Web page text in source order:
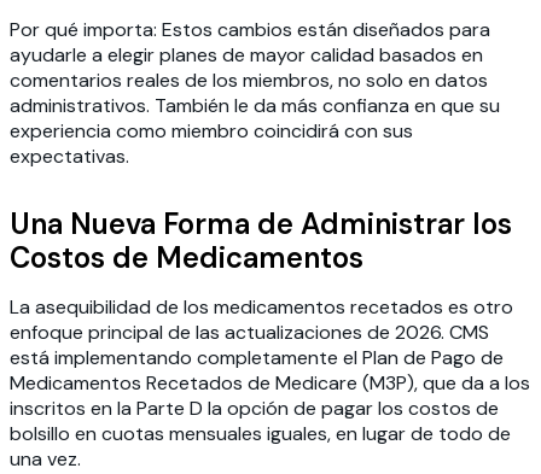
Por qué importa: Estos cambios están diseñados para
ayudarle a elegir planes de mayor calidad basados en
comentarios reales de los miembros, no solo en datos
administrativos. También le da más confianza en que su
experiencia como miembro coincidirá con sus
expectativas.
Una Nueva Forma de Administrar los
Costos de Medicamentos
La asequibilidad de los medicamentos recetados es otro
enfoque principal de las actualizaciones de 2026. CMS
está implementando completamente el Plan de Pago de
Medicamentos Recetados de Medicare (M3P), que da a los
inscritos en la Parte D la opción de pagar los costos de
bolsillo en cuotas mensuales iguales, en lugar de todo de
una vez.